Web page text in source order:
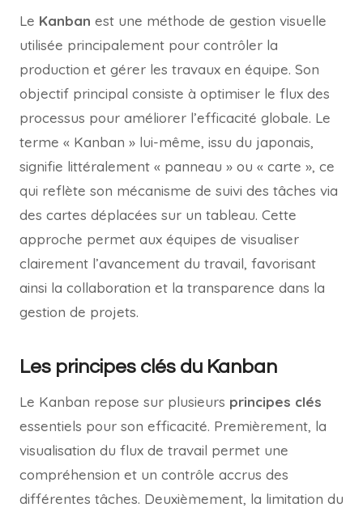
Le Kanban est une méthode de gestion visuelle
utilisée principalement pour contrôler la
production et gérer les travaux en équipe. Son
objectif principal consiste à optimiser le flux des
processus pour améliorer l’efficacité globale. Le
terme « Kanban » lui-même, issu du japonais,
signifie littéralement « panneau » ou « carte », ce
qui reflète son mécanisme de suivi des tâches via
des cartes déplacées sur un tableau. Cette
approche permet aux équipes de visualiser
clairement l’avancement du travail, favorisant
ainsi la collaboration et la transparence dans la
gestion de projets.
Les principes clés du Kanban
Le Kanban repose sur plusieurs principes clés
essentiels pour son efficacité. Premièrement, la
visualisation du flux de travail permet une
compréhension et un contrôle accrus des
différentes tâches. Deuxièmement, la limitation du